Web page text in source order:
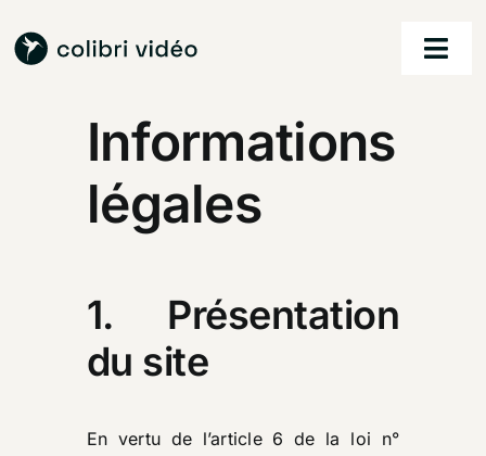
au
contenu
accueil
nos services
à propos
contact
Informations
légales
1. Présentation
du site
En vertu de l’article 6 de la loi n°